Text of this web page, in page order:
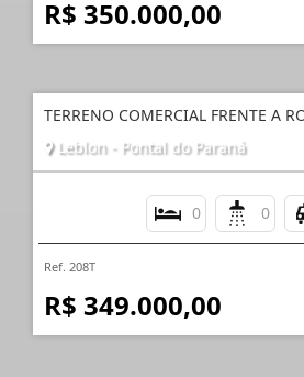
R$ 350.000,00
TERRENO COMERCIAL FRENTE A
Leblon - Pontal do Paraná
0 0
Ref. 208T
R$ 349.000,00